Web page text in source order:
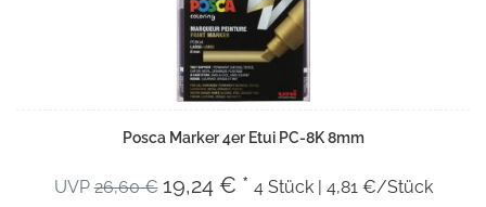
Posca Marker 4er Etui PC-8K 8mm
UVP26,60 € 19,24 € * 4 Stück | 4,81 €/Stück